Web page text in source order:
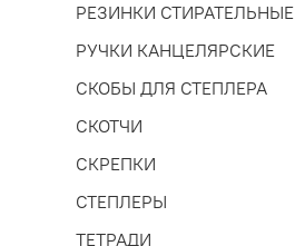
РЕЗИНКИ СТИРАТЕЛЬНЫЕ
РУЧКИ КАНЦЕЛЯРСКИЕ
СКОБЫ ДЛЯ СТЕПЛЕРА
СКОТЧИ
СКРЕПКИ
СТЕПЛЕРЫ
ТЕТРАДИ